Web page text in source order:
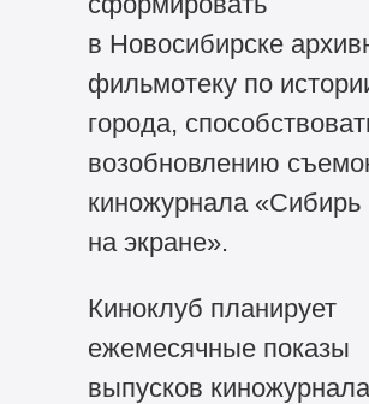
в Новосибирске
фильмотеку по
города,
возобновлению
киножурнала «Сибирь
на экране».
Киноклуб планирует
ежемесячные показы
выпусков киножурнала